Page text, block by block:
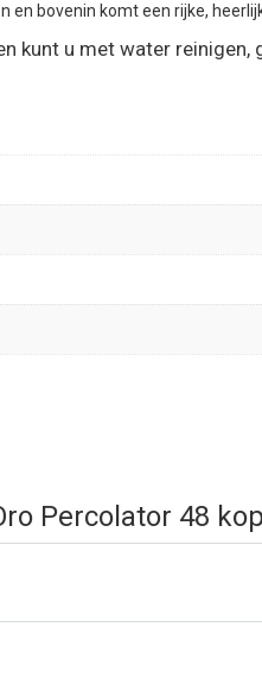
bovenin komt een rijke,
kunt u met water
Percolator 48